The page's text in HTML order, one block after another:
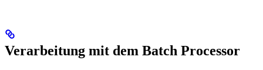
Verarbeitung mit dem Batch Processor